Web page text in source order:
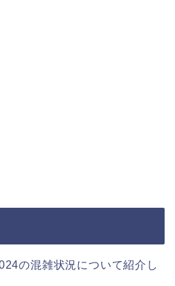
の混雑状況について紹介し